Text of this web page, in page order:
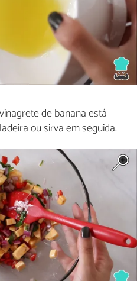
de banana está
ou sirva em seguida.